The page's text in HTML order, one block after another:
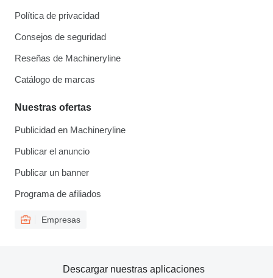
Política de privacidad
Consejos de seguridad
Reseñas de Machineryline
Catálogo de marcas
Nuestras ofertas
Publicidad en Machineryline
Publicar el anuncio
Publicar un banner
Programa de afiliados
Empresas
Descargar nuestras aplicaciones